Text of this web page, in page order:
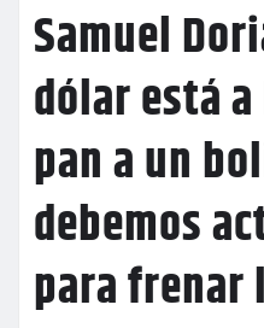
Samuel
dólar está a
pan a un
debemos
para frenar